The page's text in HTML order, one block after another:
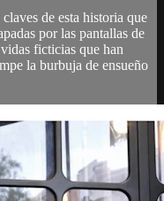
de esta historia que
por las pantallas de
ficticias que han
la burbuja de ensueño